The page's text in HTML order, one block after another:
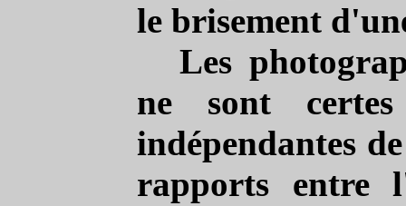
le brisement
Les
ne sont
indépendantes
rapports entre